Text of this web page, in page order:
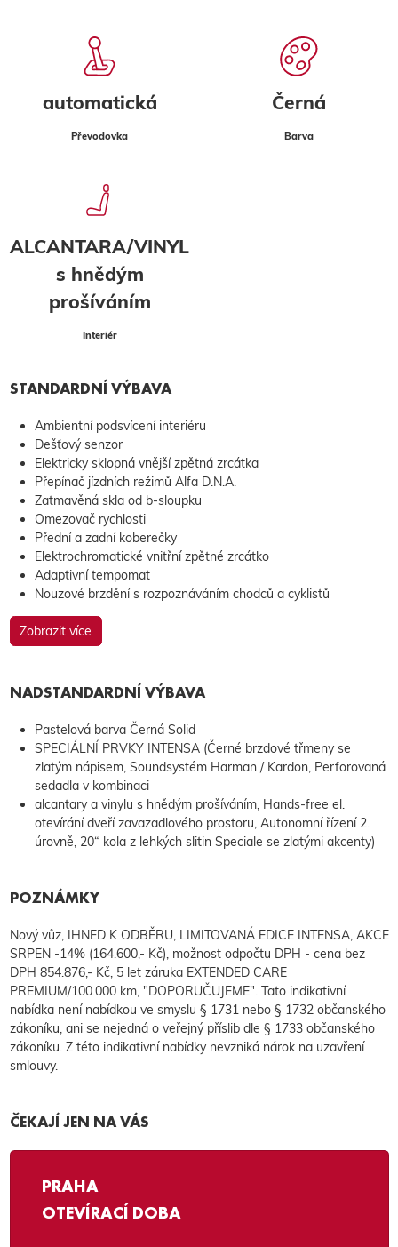
automatická
Převodovka
Černá
Barva
ALCANTARA/VINYL
s hnědým
prošíváním
Interiér
STANDARDNÍ VÝBAVA
Ambientní podsvícení interiéru
Dešťový senzor
Elektricky sklopná vnější zpětná zrcátka
Přepínač jízdních režimů Alfa D.N.A.
Zatmavěná skla od b-sloupku
Omezovač rychlosti
Přední a zadní koberečky
Elektrochromatické vnitřní zpětné zrcátko
Adaptivní tempomat
Nouzové brzdění s rozpoznáváním chodců a cyklistů
Zobrazit více
NADSTANDARDNÍ VÝBAVA
Pastelová barva Černá Solid
SPECIÁLNÍ PRVKY INTENSA (Černé brzdové třmeny se
zlatým nápisem, Soundsystém Harman / Kardon, Perforovaná
sedadla v kombinaci
alcantary a vinylu s hnědým prošíváním, Hands-free el.
otevírání dveří zavazadlového prostoru, Autonomní řízení 2.
úrovně, 20“ kola z lehkých slitin Speciale se zlatými akcenty)
POZNÁMKY
Nový vůz, IHNED K ODBĚRU, LIMITOVANÁ EDICE INTENSA, AKCE
SRPEN -14% (164.600,- Kč), možnost odpočtu DPH - cena bez
DPH 854.876,- Kč, 5 let záruka EXTENDED CARE
PREMIUM/100.000 km, "DOPORUČUJEME". Tato indikativní
nabídka není nabídkou ve smyslu § 1731 nebo § 1732 občanského
zákoníku, ani se nejedná o veřejný příslib dle § 1733 občanského
zákoníku. Z této indikativní nabídky nevzniká nárok na uzavření
smlouvy.
ČEKAJÍ JEN NA VÁS
PRAHA
OTEVÍRACÍ DOBA